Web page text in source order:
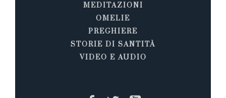
MEDITAZIONI
OMELIE
PREGHIERE
STORIE DI SANTITÀ
VIDEO E AUDIO